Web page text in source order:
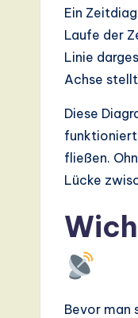
ft
w
Ein
Laufe der
Linie
Achse
Diese
fließen.
Lücke
Bevor man